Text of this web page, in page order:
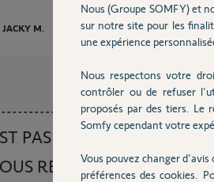
JACKY M. il y a plus de 5 ans
PAS CE
RECHERCHEZ
Nous (Groupe SOMFY) et
sur notre site pour les
une expérience
Nous respectons votre
contrôler ou de refuser
proposés par des tiers. Le
Somfy cependant votre
Vous pouvez changer
préférences des cookies.